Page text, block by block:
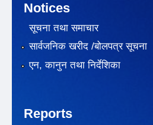
Notices
सूचना तथा समाचार
सार्वजनिक खरीद /बोलपत्र सूचना
एन, कानुन तथा निर्देशिका
Reports